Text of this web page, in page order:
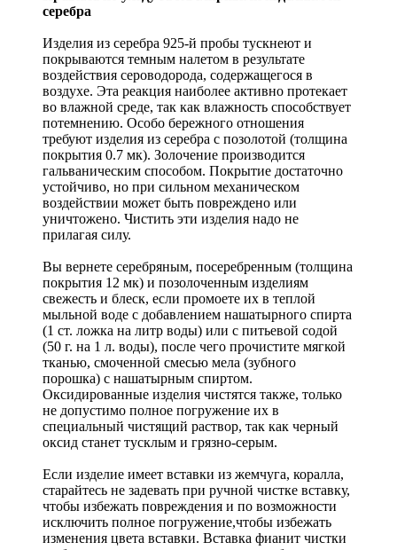
серебра
Изделия из серебра 925-й пробы тускнеют и
покрываются темным налетом в результате
воздействия сероводорода, содержащегося в
воздухе. Эта реакция наиболее активно протекает
во влажной среде, так как влажность способствует
потемнению. Особо бережного отношения
требуют изделия из серебра с позолотой (толщина
покрытия 0.7 мк). Золочение производится
гальваническим способом. Покрытие достаточно
устойчиво, но при сильном механическом
воздействии может быть повреждено или
уничтожено. Чистить эти изделия надо не
прилагая силу.
Вы вернете серебряным, посеребренным (толщина
покрытия 12 мк) и позолоченным изделиям
свежесть и блеск, если промоете их в теплой
мыльной воде с добавлением нашатырного спирта
(1 ст. ложка на литр воды) или с питьевой содой
(50 г. на 1 л. воды), после чего прочистите мягкой
тканью, смоченной смесью мела (зубного
порошка) с нашатырным спиртом.
Оксидированные изделия чистятся также, только
не допустимо полное погружение их в
специальный чистящий раствор, так как черный
оксид станет тусклым и грязно-серым.
Если изделие имеет вставки из жемчуга, коралла,
старайтесь не задевать при ручной чистке вставку,
чтобы избежать повреждения и по возможности
исключить полное погружение,чтобы избежать
изменения цвета вставки. Вставка фианит чистки